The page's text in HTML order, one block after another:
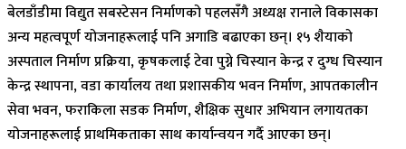
बेलडाँडीमा विद्युत सबस्टेसन निर्माणको पहलसँगै अध्यक्ष रानाले विकासका
अन्य महत्वपूर्ण योजनाहरूलाई पनि अगाडि बढाएका छन्। १५ शैयाको
अस्पताल निर्माण प्रक्रिया, कृषकलाई टेवा पुग्ने चिस्यान केन्द्र र दुग्ध चिस्यान
केन्द्र स्थापना, वडा कार्यालय तथा प्रशासकीय भवन निर्माण, आपतकालीन
सेवा भवन, फराकिला सडक निर्माण, शैक्षिक सुधार अभियान लगायतका
योजनाहरूलाई प्राथमिकताका साथ कार्यान्वयन गर्दै आएका छन्।